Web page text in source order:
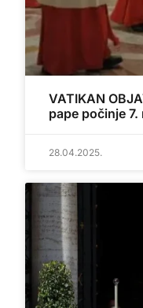
VATIKAN
pape počinje 7.
28.04.2025.